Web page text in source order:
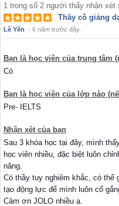
1 trong số 2 người thấy nhận xét
Thầy cô giảng
Lê Yến · 6 năm trước đây.
Bạn là học viên của trung tâm
Có
Bạn là học viên của lớp nào
Pre- IELTS
Nhận xét của bạn
Sau 3 khóa học tại đây, mình
học viên nhiều, đặc biệt luôn
năng.
Có thầy tuy nghiêm khắc, có thể
tạo động lực để mình luôn cố
Cảm ơn JOLO nhiều ạ.